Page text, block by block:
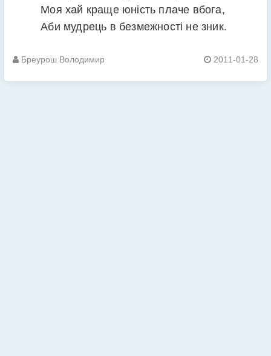
Моя хай краще юність плаче вбога,
Аби мудрець в безмежності не зник.
Бреурош Володимир 2011-01-28